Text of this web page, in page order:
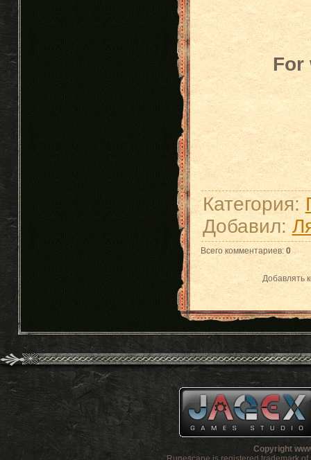
For
Категория:
Добавил:
Всего комментариев: 0
Добавлять
Copyright